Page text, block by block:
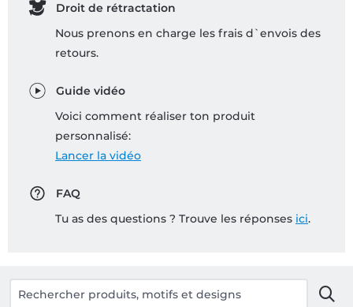
Droit de rétractation
Nous prenons en charge les frais d`envois des
retours.
Guide vidéo
Voici comment réaliser ton produit
personnalisé:
Lancer la vidéo
FAQ
Tu as des questions ? Trouve les réponses ici.